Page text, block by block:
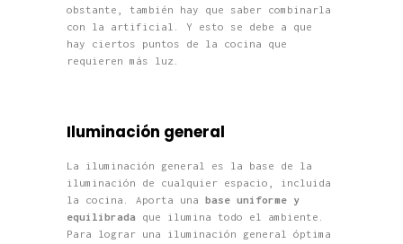
obstante, también hay que saber combinarla
con la artificial. Y esto se debe a que
hay ciertos puntos de la cocina que
requieren más luz.
Iluminación general
La iluminación general es la base de la
iluminación de cualquier espacio, incluida
la cocina. Aporta una base uniforme y
equilibrada que ilumina todo el ambiente.
Para lograr una iluminación general óptima